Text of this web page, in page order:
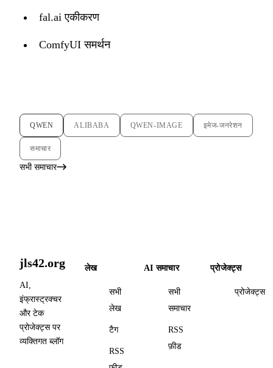
fal.ai एकीकरण
ComfyUI समर्थन
QWEN ALIBABA QWEN-IMAGE इमेज-जनरेशन
समाचार
सभी समाचार
jls42.org
AI,
इंफ्रास्ट्रक्चर
और टेक
प्रोजेक्ट्स पर
व्यक्तिगत ब्लॉग
लेख
सभी
लेख
टैग
RSS
AI समाचार
सभी
समाचार
RSS
फ़ीड
प्रोजेक्ट्स
प्रोजेक्ट्स